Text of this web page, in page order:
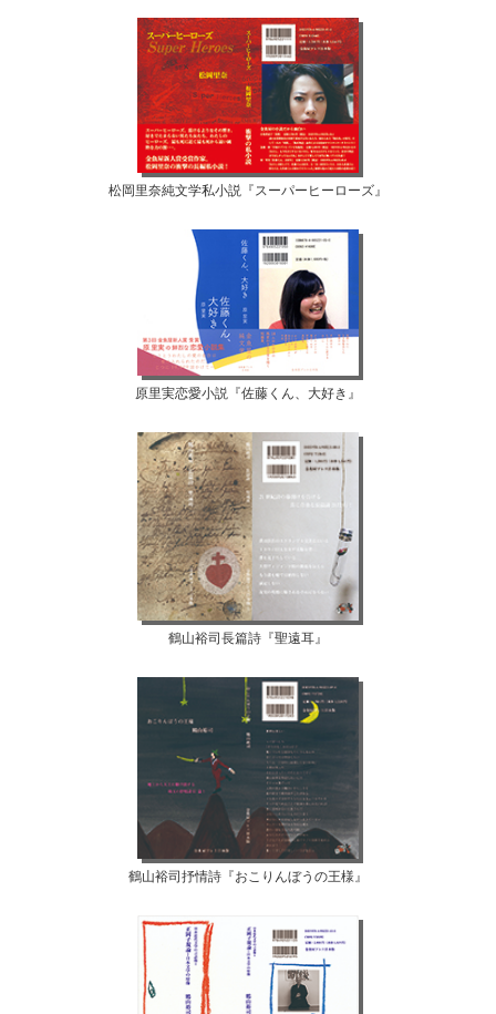
松岡里奈純文学私小説『スーパーヒーローズ』
原里実恋愛小説『佐藤くん、大好き』
鶴山裕司長篇詩『聖遠耳』
鶴山裕司抒情詩『おこりんぼうの王様』